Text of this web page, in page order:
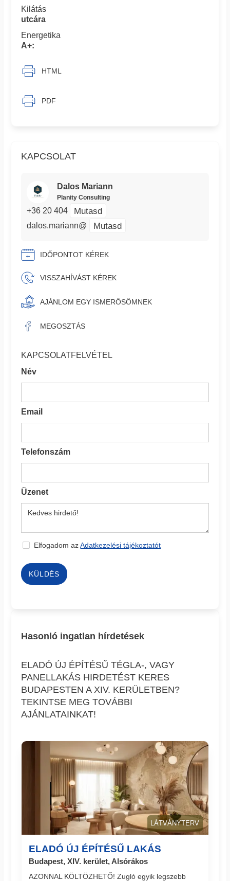
KAPCSOLAT
Dalos Mariann
Planity Consulting
+36 20 404 Mutasd
dalos.mariann@ Mutasd
IDŐPONTOT KÉREK
VISSZAHÍVÁST KÉREK
AJÁNLOM EGY ISMERŐSÖMNEK
MEGOSZTÁS
KAPCSOLATFELVÉTEL
Név
Email
Telefonszám
Üzenet
Elfogadom azAdatkezelési tájékoztatót
KÜLDÉS
Kilátás
utcára
Energetika
A+:
HTML
PDF
Hasonló ingatlan hírdetések
ELADÓ ÚJ ÉPÍTÉSŰ TÉGLA-, VAGY
PANELLAKÁS HIRDETÉST KERES
BUDAPESTEN A XIV. KERÜLETBEN?
TEKINTSE MEG TOVÁBBI
AJÁNLATAINKAT!
LÁTVÁNYTERV
ELADÓ ÚJ ÉPÍTÉSŰ LAKÁS
Budapest, XIV. kerület, Alsórákos
AZONNAL KÖLTÖZHETŐ! Zugló egyik legszebb